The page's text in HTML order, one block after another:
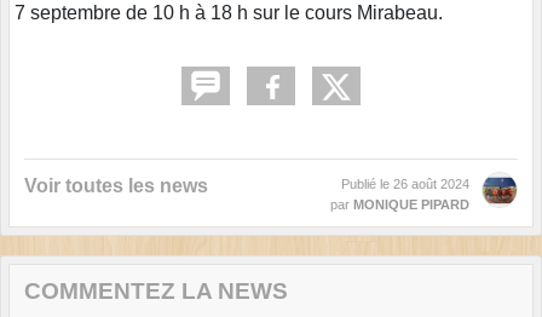
7 septembre de 10 h à 18 h sur le cours Mirabeau.
Voir toutes les news Publié le 26 août 2024
par MONIQUE PIPARD
COMMENTEZ LA NEWS